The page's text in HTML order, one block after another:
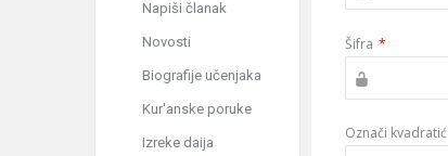
Šifra *
Označi kvadratić
Napiši članak
Novosti
Biografije učenjaka
Kur'anske poruke
Izreke daija